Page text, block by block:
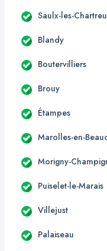
Saulx-les-
Blandy
Boutervilliers
Brouy
Étampes
Marolles-en-
Morigny-
Puiselet-le-Marais
Villejust
Palaiseau